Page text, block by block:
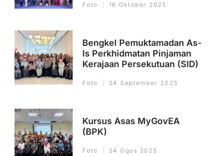
Foto 16 Oktober 2025
Bengkel Pemuktamadan As-
Is Perkhidmatan Pinjaman
Kerajaan Persekutuan (SID)
Foto 24 September 2025
Kursus Asas MyGovEA
(BPK)
Foto 24 Ogos 2025